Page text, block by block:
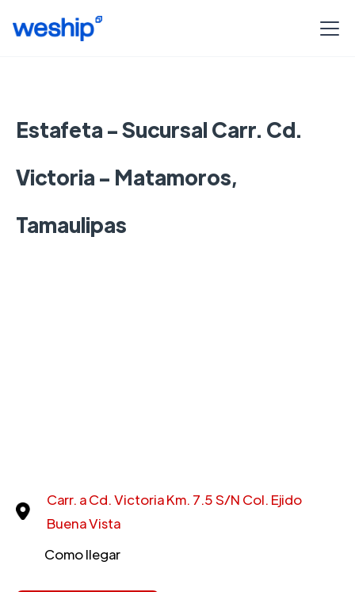
Estafeta - Sucursal Carr. Cd.
Victoria - Matamoros,
Tamaulipas
Carr. a Cd. Victoria Km. 7.5 S/N Col. Ejido
Buena Vista
Como llegar